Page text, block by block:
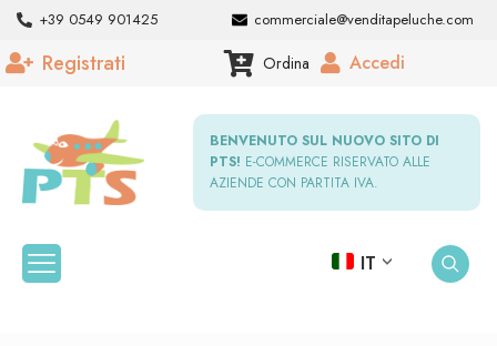
+39 0549 901425 commerciale@venditapeluche.com
Registrati Ordina Accedi
BENVENUTO SUL NUOVO SITO DI
PTS! E-COMMERCE RISERVATO ALLE
AZIENDE CON PARTITA IVA.
IT